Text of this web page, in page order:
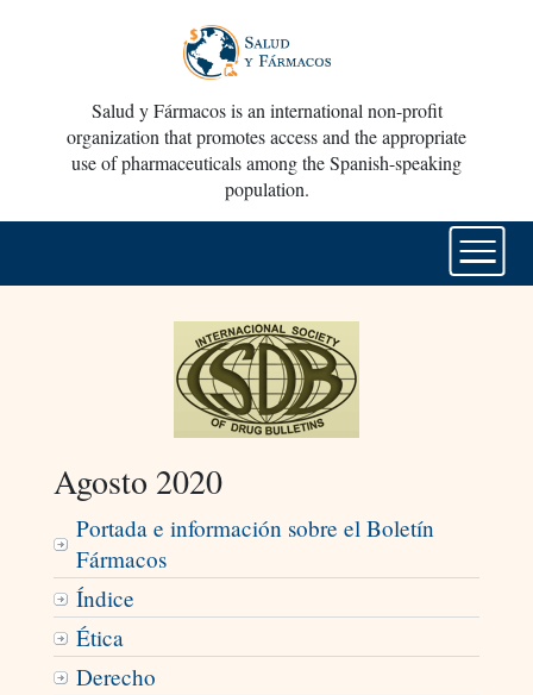
Salud y Fármacos is an international non-profit
organization that promotes access and the appropriate
use of pharmaceuticals among the Spanish-speaking
population.
Agosto 2020
Portada e información sobre el Boletín
Fármacos
Índice
Ética
Derecho